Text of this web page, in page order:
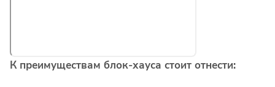
К преимуществам блок-хауса стоит отнести: